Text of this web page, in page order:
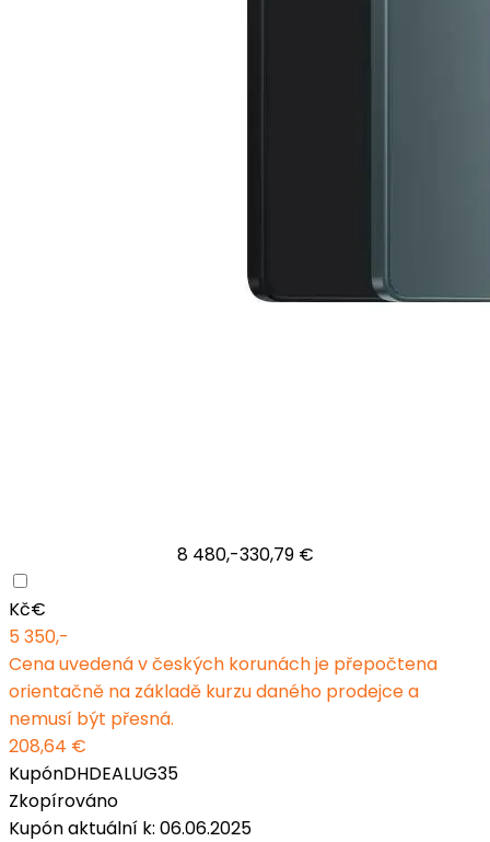
8 480,-330,79 €
Kč€
5 350,-
Cena uvedená v českých korunách je přepočtena
orientačně na základě kurzu daného prodejce a
nemusí být přesná.
208,64 €
KupónDHDEALUG35
Zkopírováno
Kupón aktuální k: 06.06.2025